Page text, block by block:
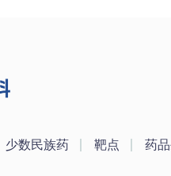
少数民族药 靶点 药